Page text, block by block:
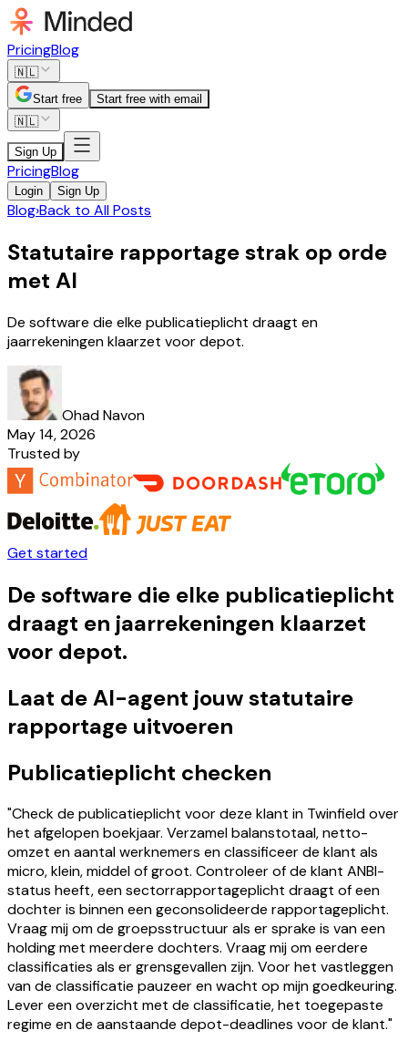
PricingBlog
🇳🇱
Start free
Start free with email
🇳🇱
Sign Up
PricingBlog
Login Sign Up
Blog›Back to All Posts
Statutaire rapportage strak op orde
met AI
De software die elke publicatieplicht draagt en
jaarrekeningen klaarzet voor depot.
Ohad Navon
May 14, 2026
Trusted by
Get started
De software die elke publicatieplicht
draagt en jaarrekeningen klaarzet
voor depot.
Laat de AI-agent jouw statutaire
rapportage uitvoeren
Publicatieplicht checken
"Check de publicatieplicht voor deze klant in Twinfield over
het afgelopen boekjaar. Verzamel balanstotaal, netto-
omzet en aantal werknemers en classificeer de klant als
micro, klein, middel of groot. Controleer of de klant ANBI-
status heeft, een sectorrapportageplicht draagt of een
dochter is binnen een geconsolideerde rapportageplicht.
Vraag mij om de groepsstructuur als er sprake is van een
holding met meerdere dochters. Vraag mij om eerdere
classificaties als er grensgevallen zijn. Voor het vastleggen
van de classificatie pauzeer en wacht op mijn goedkeuring.
Lever een overzicht met de classificatie, het toegepaste
regime en de aanstaande depot-deadlines voor de klant."